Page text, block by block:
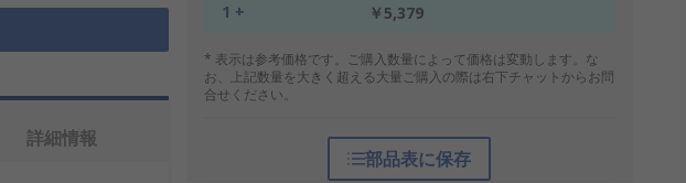
1 + ￥5,379
* 表示は参考価格です。ご購入数量によって価格は変動します。な
お、上記数量を大きく超える大量ご購入の際は右下チャットからお問
合せください。
部品表に保存
詳細情報